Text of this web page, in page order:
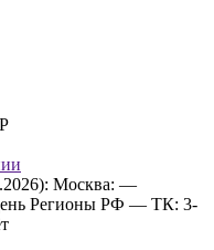
Москва: —
Регионы РФ — ТК: 3-